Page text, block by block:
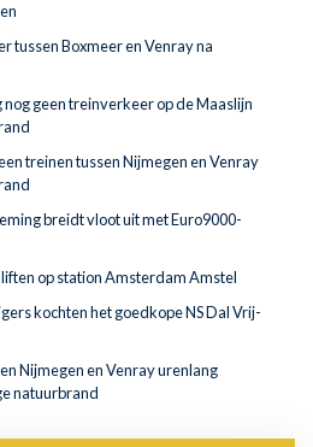
tussen Boxmeer en Venray na
geen treinverkeer op de Maaslijn
treinen tussen Nijmegen en Venray
breidt vloot uit met Euro9000-
op station Amsterdam Amstel
kochten het goedkope NS Dal Vrij-
Nijmegen en Venray urenlang
natuurbrand